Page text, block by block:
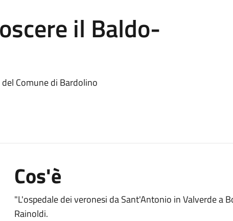
il Baldo-
Comune di Bardolino
Cos'è
"L'ospedale dei veronesi da Sant'Antonio in Valverde a
Rainoldi.